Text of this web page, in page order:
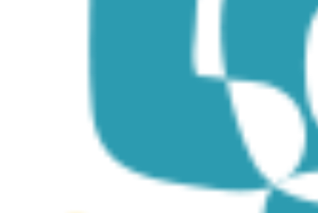
Μουσείο Καρναβαλιού
Λεμεσός
February 9, 2026
Leave a
Το Μουσείο στεγάζεται στο Δημοτικό Πολιτιστικό
Κέντρο «Πάνος Σολομωνίδης» και εκτείνεται σε τρεις